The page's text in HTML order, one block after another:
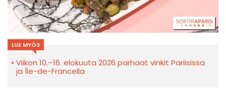
LUE MYÖS
Viikon 10.–16. elokuuta 2026 parhaat vinkit Pariisissa
ja Île-de-Francella